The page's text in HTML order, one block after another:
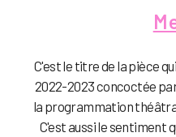
C'est le titre de la pièce
2022-2023 concoctée
la programmation
C'est aussi le sentiment